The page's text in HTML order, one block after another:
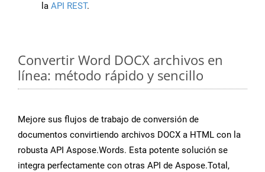
la API REST.
Convertir Word DOCX archivos en
línea: método rápido y sencillo
Mejore sus flujos de trabajo de conversión de
documentos convirtiendo archivos DOCX a HTML con la
robusta API Aspose.Words. Esta potente solución se
integra perfectamente con otras API de Aspose.Total,